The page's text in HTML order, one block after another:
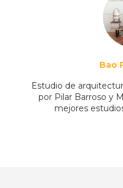
Bao
Estudio de
por Pilar Barroso y
mejores